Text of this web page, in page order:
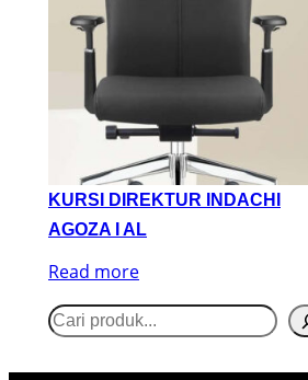
KURSI DIREKTUR INDACHI
AGOZA I AL
Read more
S